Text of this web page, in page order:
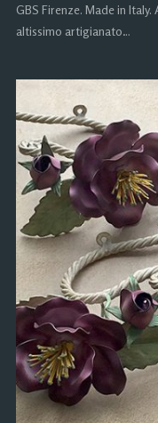
GBS Firenze. Made in
altissimo artigianato…